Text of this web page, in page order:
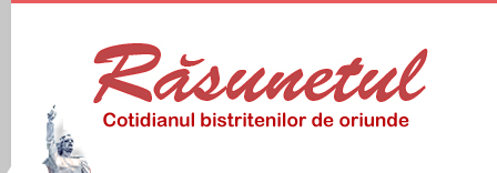
Meniu principal